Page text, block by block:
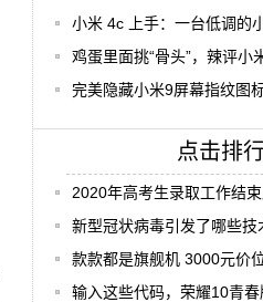
小米 4c 上手：一台低调的
鸡蛋里面挑“骨头”，辣评小
完美隐藏小米9屏幕指纹图
点击排行
2020年高考生录取工作结
新型冠状病毒引发了哪些技
款款都是旗舰机 3000元价
输入这些代码，荣耀10青春